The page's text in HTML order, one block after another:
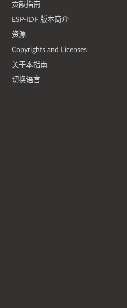
贡献指南
ESP-IDF 版本简介
资源
Copyrights and Licenses
关于本指南
切换语言